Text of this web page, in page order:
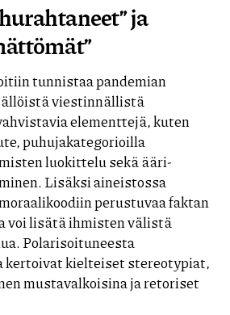
ja
tunnistaa pandemian
viestinnällistä
elementtejä, kuten
puhujakategorioilla
luokittelu sekä ääri-
Lisäksi aineistossa
perustuvaa faktan
voi lisätä ihmisten välistä
Polarisoituneesta
kertoivat kielteiset stereotypiat,
mustavalkoisina ja retoriset